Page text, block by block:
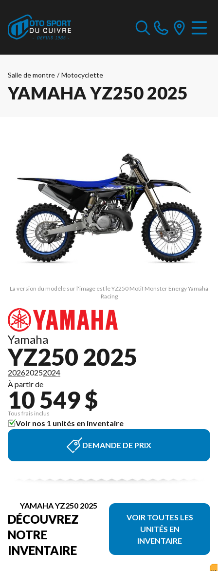
Salle de montre / Motocyclette
YAMAHA YZ250 2025
La version du modèle sur l'image est le YZ250 Motif Monster Energy Yamaha
Racing
Yamaha
YZ250 2025
202620252024
À partir de
10 549 $
Tous frais inclus
Voir nos 1 unités en inventaire
DEMANDE DE PRIX
YAMAHA YZ250 2025
DÉCOUVREZ
NOTRE
INVENTAIRE
VOIR TOUTES LES
UNITÉS EN
INVENTAIRE